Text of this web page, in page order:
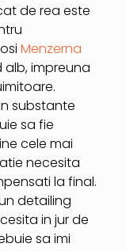
de rea este
Menzerna
impreuna
substante
sa fie
cele mai
necesita
la final.
detailing
in jur de
sa imi